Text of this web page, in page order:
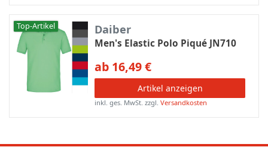
Top-Artikel Daiber
Men's Elastic Polo Piqué JN710
ab 16,49 €
Artikel anzeigen
inkl. ges. MwSt. zzgl.Versandkosten